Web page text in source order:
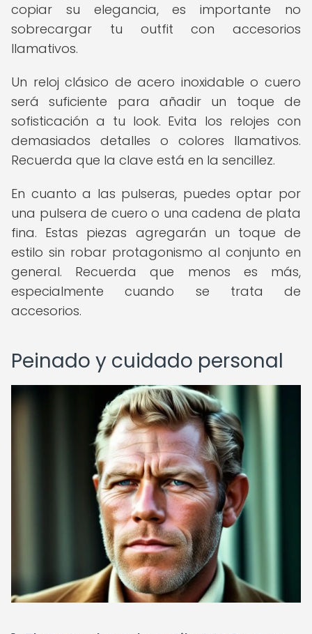
copiar su elegancia, es importante no
sobrecargar tu outfit con accesorios
llamativos.
Un reloj clásico de acero inoxidable o cuero
será suficiente para añadir un toque de
sofisticación a tu look. Evita los relojes con
demasiados detalles o colores llamativos.
Recuerda que la clave está en la sencillez.
En cuanto a las pulseras, puedes optar por
una pulsera de cuero o una cadena de plata
fina. Estas piezas agregarán un toque de
estilo sin robar protagonismo al conjunto en
general. Recuerda que menos es más,
especialmente cuando se trata de
accesorios.
Peinado y cuidado personal